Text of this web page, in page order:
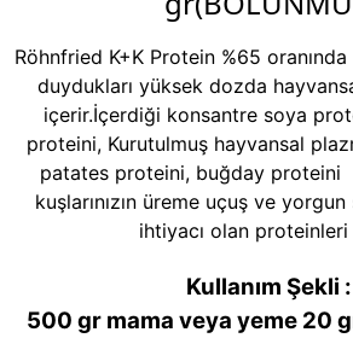
Röhnfried K+K Protein %65 oranında
duydukları yüksek dozda
içerir.İçerdiği konsantre soya
proteini, Kurutulmuş hayvansal
patates proteini, buğday proteini
kuşlarınızın üreme uçuş ve
ihtiyacı olan proteinleri
Kullanım Şekli :
500 gr mama veya yeme 20